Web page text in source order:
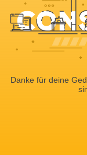
Danke für deine